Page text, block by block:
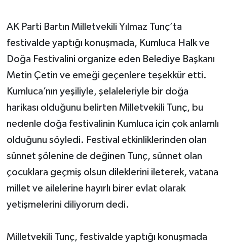
AK Parti Bartın Milletvekili Yılmaz Tunç’ta
festivalde yaptığı konuşmada, Kumluca Halk ve
Doğa Festivalini organize eden Belediye Başkanı
Metin Çetin ve emeği geçenlere teşekkür etti.
Kumluca’nın yeşiliyle, şelaleleriyle bir doğa
harikası olduğunu belirten Milletvekili Tunç, bu
nedenle doğa festivalinin Kumluca için çok anlamlı
olduğunu söyledi. Festival etkinliklerinden olan
sünnet şölenine de değinen Tunç, sünnet olan
çocuklara geçmiş olsun dileklerini ileterek, vatana
millet ve ailelerine hayırlı birer evlat olarak
yetişmelerini diliyorum dedi.
Milletvekili Tunç, festivalde yaptığı konuşmada